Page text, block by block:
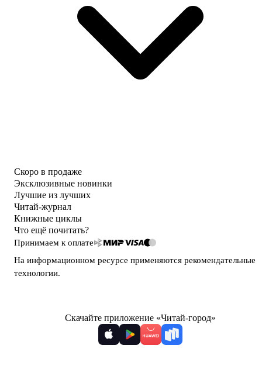
Скоро в продаже
Эксклюзивные новинки
Лучшие из лучших
Читай-журнал
Книжные циклы
Что ещё почитать?
Принимаем к оплате
На информационном ресурсе применяются рекомендательные
технологии.
Скачайте приложение «Читай-город»